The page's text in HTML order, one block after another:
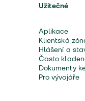
Užitečné
Aplikace
Klientská
Hlášení a
Často
Dokumenty
Pro vývojáře